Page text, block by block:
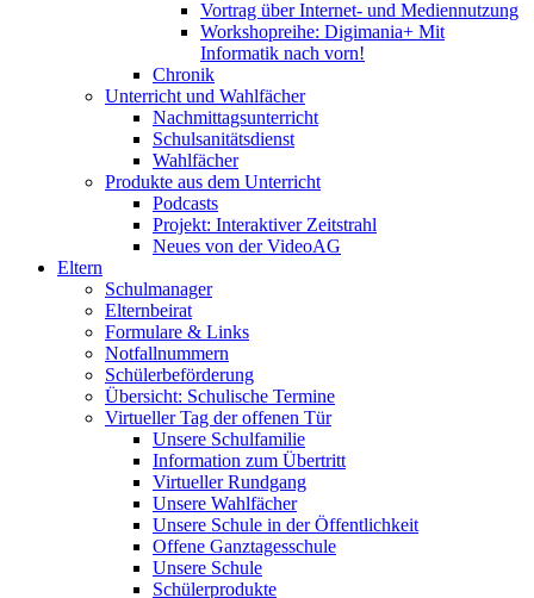
Vortrag über Internet- und Mediennutzung
Workshopreihe: Digimania+ Mit
Informatik nach vorn!
Chronik
Unterricht und Wahlfächer
Nachmittagsunterricht
Schulsanitätsdienst
Wahlfächer
Produkte aus dem Unterricht
Podcasts
Projekt: Interaktiver Zeitstrahl
Neues von der VideoAG
Eltern
Schulmanager
Elternbeirat
Formulare & Links
Notfallnummern
Schülerbeförderung
Übersicht: Schulische Termine
Virtueller Tag der offenen Tür
Unsere Schulfamilie
Information zum Übertritt
Virtueller Rundgang
Unsere Wahlfächer
Unsere Schule in der Öffentlichkeit
Offene Ganztagesschule
Unsere Schule
Schülerprodukte